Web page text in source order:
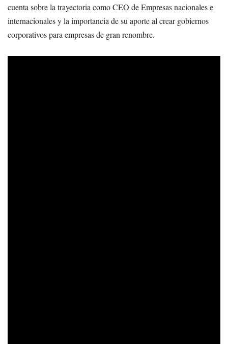
cuenta sobre la trayectoria como CEO de Empresas nacionales e
internacionales y la importancia de su aporte al crear gobiernos
corporativos para empresas de gran renombre.